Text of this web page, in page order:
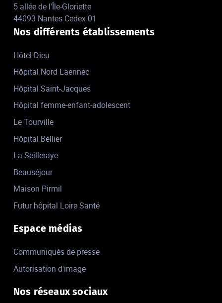
5 allée de l'Île-Gloriette
44093 Nantes Cedex 01
Nos différents établissements
Hôtel-Dieu
Hôpital Nord Laennec
Hôpital Saint-Jacques
Hôpital femme-enfant-adolescent
Le Tourville
Hôpital Bellier
La Seilleraye
Beauséjour
Maison Pirmil
Futur hôpital Loire Santé
Espace médias
Communiqués de presse
Autorisation d'image
Nos réseaux sociaux